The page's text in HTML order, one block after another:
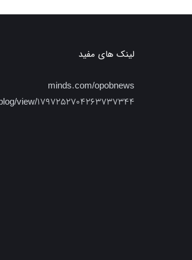
لینک های مفید
minds.com/opobnews
view/1797252704263737344